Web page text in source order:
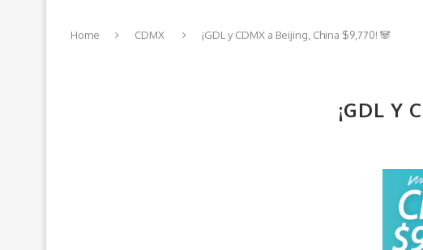
Home CDMX ¡GDL y CDMX a Beijing, China $9,770! 🐼
¡GDL Y